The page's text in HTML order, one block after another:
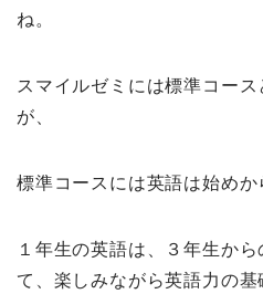
ね。
スマイルゼミには標準コー
が、
標準コースには英語は始めか
１年生の英語は、３年生か
て、楽しみながら英語力の